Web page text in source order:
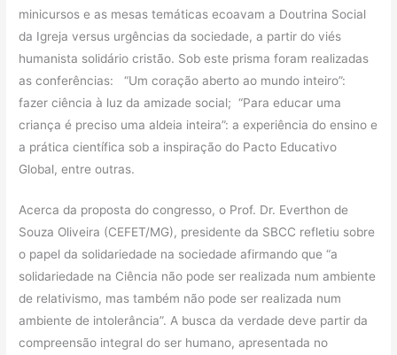
minicursos e as mesas temáticas ecoavam a Doutrina Social
da Igreja versus urgências da sociedade, a partir do viés
humanista solidário cristão. Sob este prisma foram realizadas
as conferências: “Um coração aberto ao mundo inteiro”:
fazer ciência à luz da amizade social; “Para educar uma
criança é preciso uma aldeia inteira”: a experiência do ensino e
a prática científica sob a inspiração do Pacto Educativo
Global, entre outras.
Acerca da proposta do congresso, o Prof. Dr. Everthon de
Souza Oliveira (CEFET/MG), presidente da SBCC refletiu sobre
o papel da solidariedade na sociedade afirmando que “a
solidariedade na Ciência não pode ser realizada num ambiente
de relativismo, mas também não pode ser realizada num
ambiente de intolerância”. A busca da verdade deve partir da
compreensão integral do ser humano, apresentada no